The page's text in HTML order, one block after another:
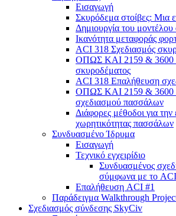
Εισαγωγή
Σκυρόδεμα στοίβες: Μια
Δημιουργία του μοντέλου
Ικανότητα μεταφοράς
ACI 318 Σχεδιασμός
ΟΠΩΣ ΚΑΙ 2159 & 3600
σκυροδέματος
ACI 318 Επαλήθευση
ΟΠΩΣ ΚΑΙ 2159 & 3600
σχεδιασμού πασσάλων
Διάφορες μέθοδοι για την
χωρητικότητας πασσάλων
Συνδυασμένο Ίδρυμα
Εισαγωγή
Τεχνικό εγχειρίδιο
Συνδυασμένος
σύμφωνα με το
Επαλήθευση ACI #1
Παράδειγμα Walkthrough
Σχεδιασμός σύνδεσης SkyCiv